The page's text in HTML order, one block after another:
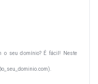
o seu domínio? É fácil! Neste
o_seu_dominio .com).